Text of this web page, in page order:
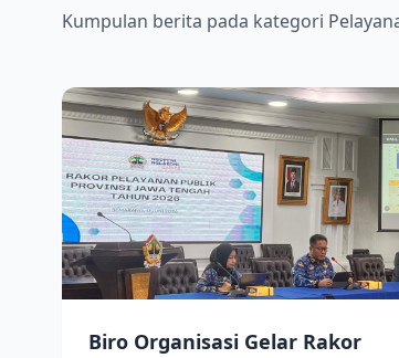
Kumpulan berita pada kategori
Biro Organisasi Gelar Rakor